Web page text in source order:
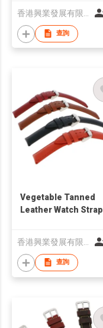
查詢
Vegetable Tanned
Leather Watch Strap
查詢